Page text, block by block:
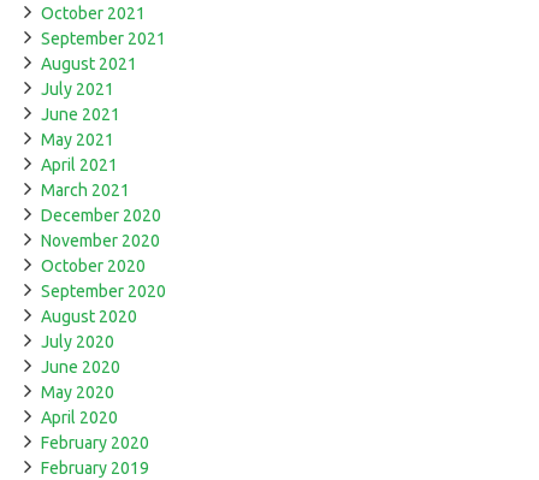
October 2021
September 2021
August 2021
July 2021
June 2021
May 2021
April 2021
March 2021
December 2020
November 2020
October 2020
September 2020
August 2020
July 2020
June 2020
May 2020
April 2020
February 2020
February 2019